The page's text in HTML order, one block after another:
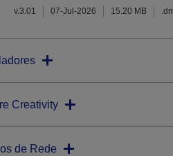
v.3.01 07-Jul-2026 15.20 MB
Creativity
de Rede